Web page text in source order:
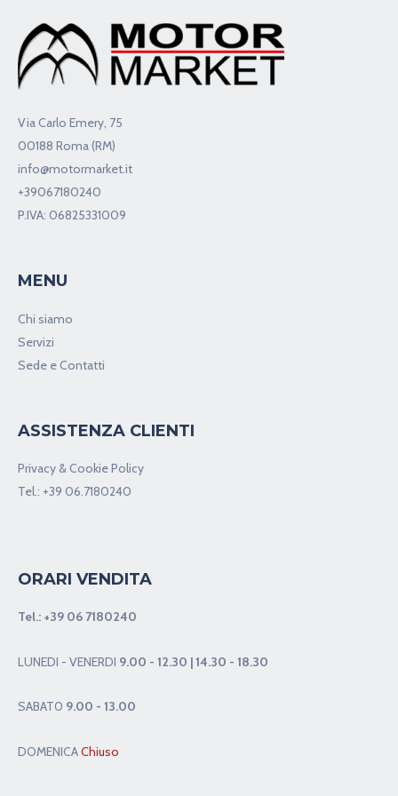
Via Carlo Emery, 75
00188 Roma (RM)
info@motormarket.it
+39067180240
P.IVA: 06825331009
MENU
Chi siamo
Servizi
Sede e Contatti
ASSISTENZA CLIENTI
Privacy & Cookie Policy
Tel.: +39 06.7180240
ORARI VENDITA
Tel.: +39 06 7180240
LUNEDI - VENERDI 9.00 - 12.30 | 14.30 - 18.30
SABAT0 9.00 - 13.00
DOMENICAChiuso